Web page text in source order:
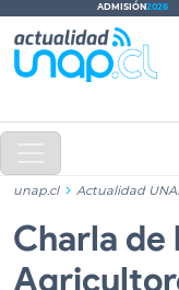
ADMISIÓN2026
unap.cl Actualidad
Charla de